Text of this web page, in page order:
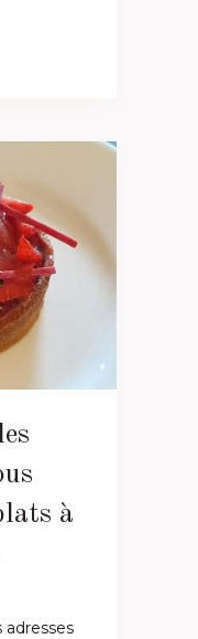
à
adresses